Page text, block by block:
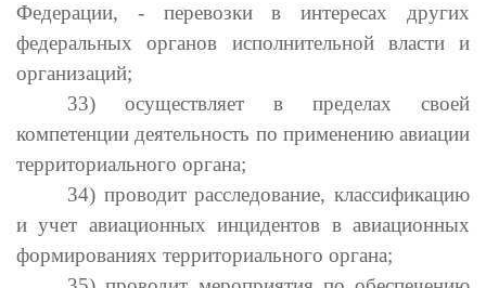
Федерации, - перевозки в интересах других
федеральных органов исполнительной власти и
организаций;
33) осуществляет в пределах своей
компетенции деятельность по применению авиации
территориального органа;
34) проводит расследование, классификацию
и учет авиационных инцидентов в авиационных
формированиях территориального органа;